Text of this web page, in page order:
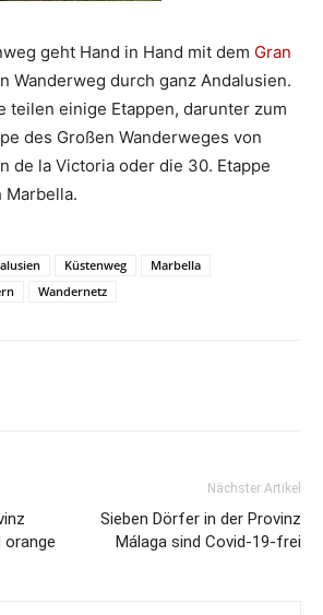
geht Hand in Hand mit dem Gran
Wanderweg durch ganz Andalusien.
teilen einige Etappen, darunter zum
des Großen Wanderweges von
de la Victoria oder die 30. Etappe
Marbella.
Küstenweg
Marbella
Wandernetz
orange
Nächster Artikel
Sieben Dörfer in der Provinz
Málaga sind Covid-19-frei